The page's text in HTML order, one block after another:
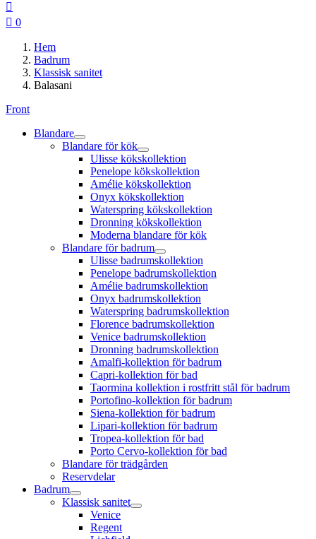

 0
Hem
Badrum
Klassisk sanitet
Balasani
Front
Blandare
Blandare för kök
Ulisse kökskollektion
Penelope kökskollektion
Amélie kökskollektion
Onyx kökskollektion
Waterspring kökskollektion
Dronning kökskollektion
Moderna blandare för kök
Blandare för badrum
Ulisse badrumskollektion
Penelope badrumskollektion
Amélie badrumskollektion
Onyx badrumskollektion
Waterspring badrumskollektion
Florence badrumskollektion
Venice badrumskollektion
Dronning badrumskollektion
Amalfi-kollektion för badrum
Capri-kollektion för bad
Taormina kollektion i rostfritt stål för badrum
Portofino-kollektion för badrum
Siena-kollektion för badrum
Lipari-kollektion för badrum
Tropea-kollektion för bad
Porto Cervo-kollektion för bad
Blandare för trädgården
Reservdelar
Badrum
Klassisk sanitet
Venice
Regent